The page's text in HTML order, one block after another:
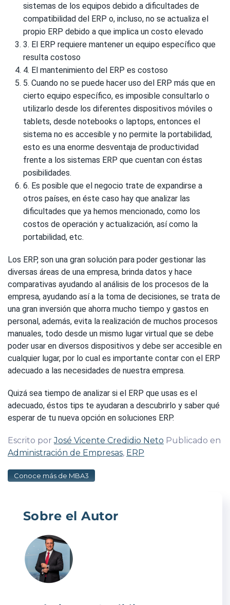
sistemas de los equipos debido a dificultades de
compatibilidad del ERP o, incluso, no se actualiza el
propio ERP debido a que implica un costo elevado
3. El ERP requiere mantener un equipo específico que
resulta costoso
4. El mantenimiento del ERP es costoso
5. Cuando no se puede hacer uso del ERP más que en
cierto equipo específico, es imposible consultarlo o
utilizarlo desde los diferentes dispositivos móviles o
tablets, desde notebooks o laptops, entonces el
sistema no es accesible y no permite la portabilidad,
esto es una enorme desventaja de productividad
frente a los sistemas ERP que cuentan con éstas
posibilidades.
6. Es posible que el negocio trate de expandirse a
otros países, en éste caso hay que analizar las
dificultades que ya hemos mencionado, como los
costos de operación y actualización, así como la
portabilidad, etc.
Los ERP, son una gran solución para poder gestionar las
diversas áreas de una empresa, brinda datos y hace
comparativas ayudando al análisis de los procesos de la
empresa, ayudando así a la toma de decisiones, se trata de
una gran inversión que ahorra mucho tiempo y gastos en
personal, además, evita la realización de muchos procesos
manuales, todo desde un mismo lugar virtual que se debe
poder usar en diversos dispositivos y debe ser accesible en
cualquier lugar, por lo cual es importante contar con el ERP
adecuado a las necesidades de nuestra empresa.
Quizá sea tiempo de analizar si el ERP que usas es el
adecuado, éstos tips te ayudaran a descubrirlo y saber qué
esperar de tu nueva opción en soluciones ERP.
Escrito porJosé Vicente Credidio Neto Publicado en
Administración de Empresas, ERP
Conoce más de MBA3
Sobre el Autor